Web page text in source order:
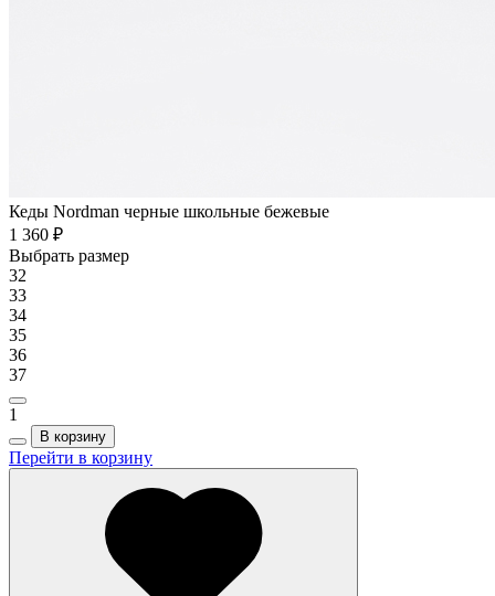
Кеды Nordman черные школьные бежевые
1 360 ₽
Выбрать размер
32
33
34
35
36
37
1
В корзину
Перейти в корзину